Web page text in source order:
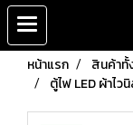
หน้าแรก สินค้าทั้
ตู้ไฟ LED ผ้าไว